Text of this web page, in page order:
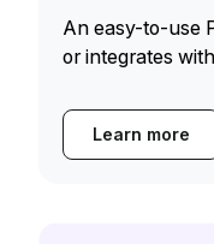
An easy-to-use
or integrates
Learn more